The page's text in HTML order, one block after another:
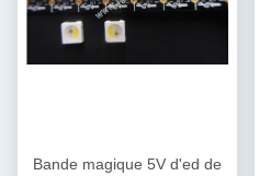
Bande magique 5V d'ed de